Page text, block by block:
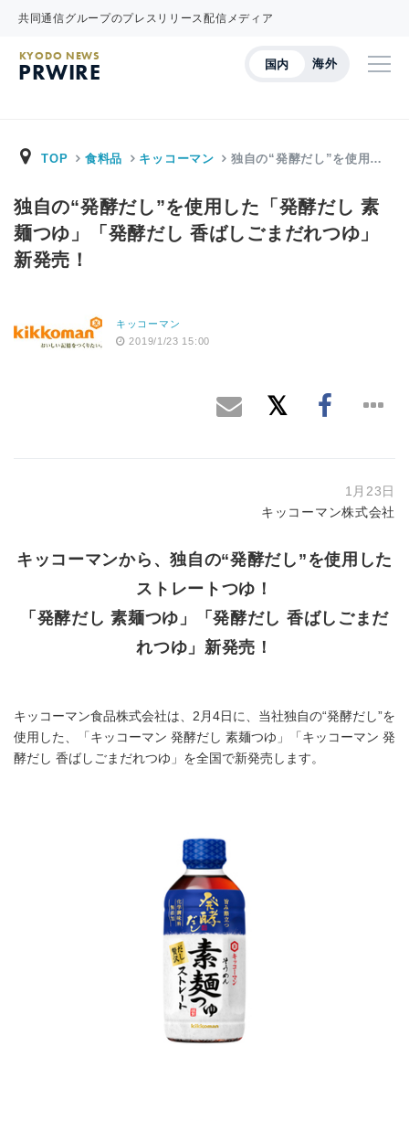
共同通信グループのプレスリリース配信メディア
国内 海外
KYODO NEWS
PRWIRE
TOP 食料品 キッコーマン 独自の“発酵だし”を使用…
独自の“発酵だし”を使用した「発酵だし 素
麺つゆ」「発酵だし 香ばしごまだれつゆ」
新発売！
キッコーマン
2019/1/23 15:00
1月23日
キッコーマン株式会社
キッコーマンから、独自の“発酵だし”を使用した
ストレートつゆ！
「発酵だし 素麺つゆ」「発酵だし 香ばしごまだ
れつゆ」新発売！
キッコーマン食品株式会社は、2月4日に、当社独自の“発酵だし”を
使用した、「キッコーマン 発酵だし 素麺つゆ」「キッコーマン 発
酵だし 香ばしごまだれつゆ」を全国で新発売します。